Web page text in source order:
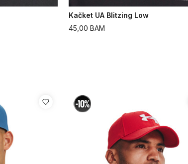
Kačket UA Blitzing Low
45,00 BAM